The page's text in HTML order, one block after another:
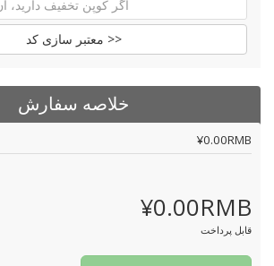
معتبر سازی کد >>
خلاصه سفارش
¥0.00RMB
¥0.00RMB
قابل پرداخت